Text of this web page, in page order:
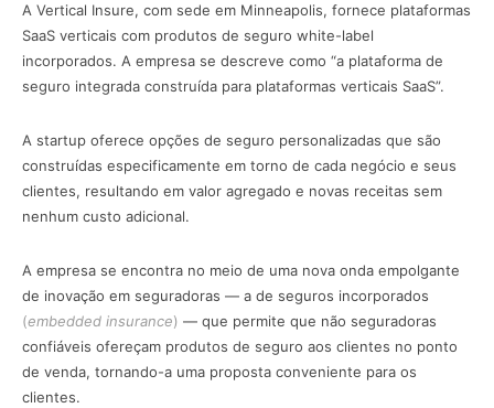
A Vertical Insure, com sede em Minneapolis, fornece plataformas
SaaS verticais com produtos de seguro white-label
incorporados. A empresa se descreve como “a plataforma de
seguro integrada construída para plataformas verticais SaaS”.
A startup oferece opções de seguro personalizadas que são
construídas especificamente em torno de cada negócio e seus
clientes, resultando em valor agregado e novas receitas sem
nenhum custo adicional.
A empresa se encontra no meio de uma nova onda empolgante
de inovação em seguradoras — a de seguros incorporados
(embedded insurance) — que permite que não seguradoras
confiáveis ofereçam produtos de seguro aos clientes no ponto
de venda, tornando-a uma proposta conveniente para os
clientes.